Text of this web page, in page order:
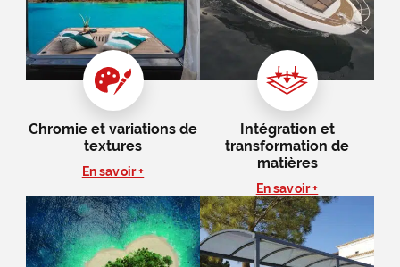
Chromie et variations de
textures
En savoir +
Intégration et
transformation de
matières
En savoir +